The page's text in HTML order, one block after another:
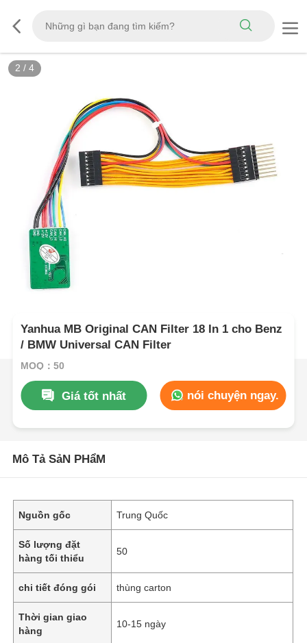
2 / 4
Yanhua MB Original CAN Filter 18 In 1 cho Benz
/ BMW Universal CAN Filter
MOQ：50
Giá tốt nhất nói chuyện ngay.
Mô Tả SảN PHẩM
Nguồn gốc Trung Quốc
Số lượng đặt
hàng tối thiểu
50
chi tiết đóng gói thùng carton
Thời gian giao
hàng
10-15 ngày